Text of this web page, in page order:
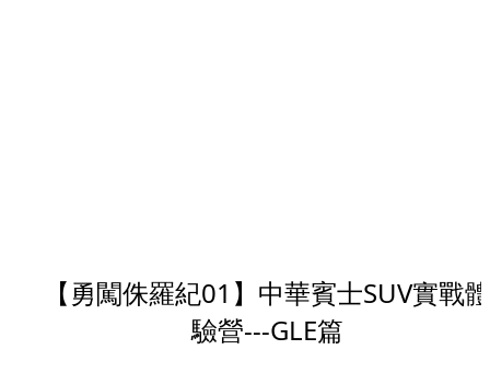
【勇闖侏羅紀01】中華賓士SUV實戰體
驗營---GLE篇